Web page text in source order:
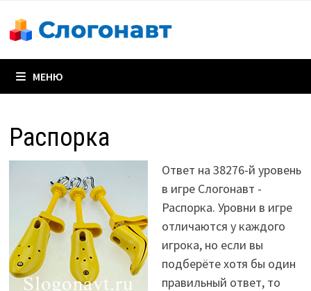
содержимому
МЕНЮ
Распорка
Ответ на 38276-й уровень
в игре Слогонавт -
Распорка. Уровни в игре
отличаются у каждого
игрока, но если вы
подберёте хотя бы один
правильный ответ, то